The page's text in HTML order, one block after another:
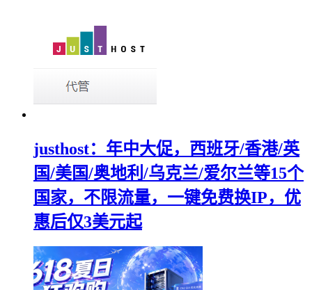
justhost：年中大促，西班牙/香港/英
国/美国/奥地利/乌克兰/爱尔兰等15个
国家，不限流量，一键免费换IP，优
惠后仅3美元起